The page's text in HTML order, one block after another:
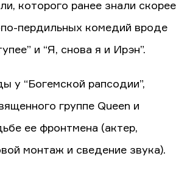
которого ранее знали скорее
пердильных комедий вроде
и “Я, снова я и Ирэн”.
у “Богемской рапсодии”,
группе Queen и
ее фронтмена (актер,
монтаж и сведение звука).